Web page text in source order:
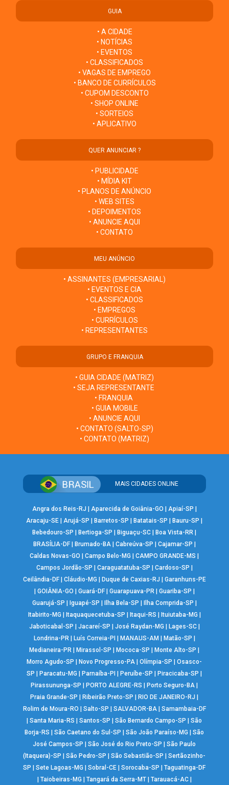
GUIA
• A CIDADE
• NOTÍCIAS
• EVENTOS
• CLASSIFICADOS
• VAGAS DE EMPREGO
• BANCO DE CURRÍCULOS
• CUPOM DESCONTO
• SHOP ONLINE
• SORTEIOS
• APLICATIVO
QUER ANUNCIAR ?
• PUBLICIDADE
• MÍDIA KIT
• PLANOS DE ANÚNCIO
• WEB SITES
• DEPOIMENTOS
• ANUNCIE AQUI
• CONTATO
MEU ANÚNCIO
• ASSINANTES (EMPRESARIAL)
• EVENTOS E CIA
• CLASSIFICADOS
• EMPREGOS
• CURRÍCULOS
• REPRESENTANTES
GRUPO E FRANQUIA
• GUIA CIDADE (MATRIZ)
• SEJA REPRESENTANTE
• FRANQUIA
• GUIA MOBILE
• ANUNCIE AQUI
• CONTATO (SALTO-SP)
• CONTATO (MATRIZ)
MAIS CIDADES ONLINE
Angra dos Reis-RJ | Aparecida de Goiânia-GO | Apiaí-SP |
Aracaju-SE | Arujá-SP |Barretos-SP |Batatais-SP |Bauru-SP |
Bebedouro-SP |Bertioga-SP |Biguaçu-SC |Boa Vista-RR |
BRASÍLIA-DF| Brumado-BA| Cabreúva-SP | Cajamar-SP |
Caldas Novas-GO |Campo Belo-MG |CAMPO GRANDE-MS |
Campos Jordão-SP | Caraguatatuba-SP | Cardoso-SP |
Ceilândia-DF| Cláudio-MG | Duque de Caxias-RJ | Garanhuns-PE
| GOIÂNIA-GO | Guará-DF| Guarapuava-PR | Guariba-SP |
Guarujá-SP | Iguapé-SP | Ilha Bela-SP | Ilha Comprida-SP |
Itabirito-MG | Itaquaquecetuba-SP | Itaqui-RS | Ituiutaba-MG |
Jaboticabal-SP | Jacareí-SP | José Raydan-MG | Lages-SC|
Londrina-PR | Luís Correia-PI | MANAUS-AM | Matão-SP |
Medianeira-PR |Mirassol-SP |Mococa-SP |Monte Alto-SP |
Morro Agudo-SP |Novo Progresso-PA |Olímpia-SP |Osasco-
SP |Paracatu-MG |Parnaíba-PI |Peruíbe-SP |Piracicaba-SP |
Pirassununga-SP |PORTO ALEGRE-RS |Porto Seguro-BA |
Praia Grande-SP |Ribeirão Preto-SP |RIO DE JANEIRO-RJ |
Rolim de Moura-RO | Salto-SP | SALVADOR-BA| Samambaia-DF
|Santa Maria-RS |Santos-SP |São Bernardo Campo-SP |São
Borja-RS |São Caetano do Sul-SP |São João Paraíso-MG |São
José Campos-SP |São José do Rio Preto-SP |São Paulo
(Itaquera)-SP |São Pedro-SP |São Sebastião-SP |Sertãozinho-
SP |Sete Lagoas-MG |Sobral-CE |Sorocaba-SP |Taguatinga-DF
| Taiobeiras-MG | Tangará da Serra-MT| Tarauacá-AC|